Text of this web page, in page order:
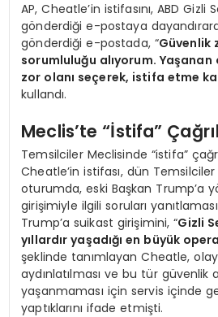
AP, Cheatle’in istifasını, ABD Gizli
gönderdiği e-postaya
gönderdiği e-postada, “Güvenlik
sorumluluğu alıyorum. Yaşanan
zor olanı seçerek, istifa etme
kullandı.
Meclis’te “İstifa”
Temsilciler Meclisinde “istifa”
Cheatle’in istifası, dün Temsilciler
oturumda, eski Başkan Trump’a
girişimiyle ilgili soruları
Trump’a suikast girişimini, “Gizli
yıllardır yaşadığı en büyük
şeklinde tanımlayan Cheatle,
aydınlatılması ve bu tür güvenlik
yaşanmaması için servis içinde
yaptıklarını ifade etmişti.